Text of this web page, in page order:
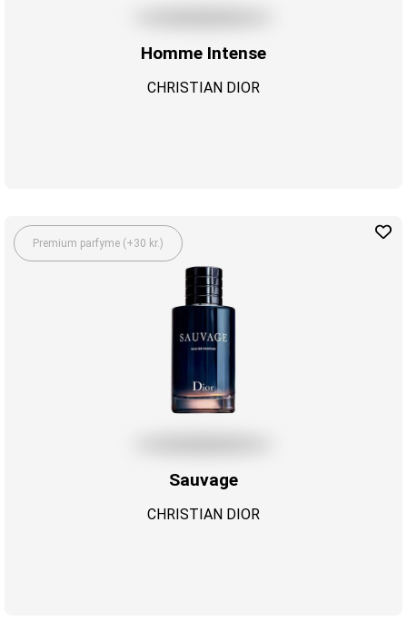
Homme Intense
CHRISTIAN DIOR
Premium parfyme (+30 kr.)
Sauvage
CHRISTIAN DIOR